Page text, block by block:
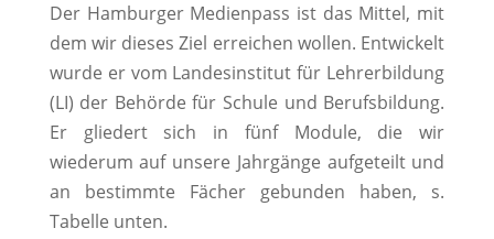
Der Hamburger Medienpass ist das Mittel, mit
dem wir dieses Ziel erreichen wollen. Entwickelt
wurde er vom Landesinstitut für Lehrerbildung
(LI) der Behörde für Schule und Berufsbildung.
Er gliedert sich in fünf Module, die wir
wiederum auf unsere Jahrgänge aufgeteilt und
an bestimmte Fächer gebunden haben, s.
Tabelle unten.